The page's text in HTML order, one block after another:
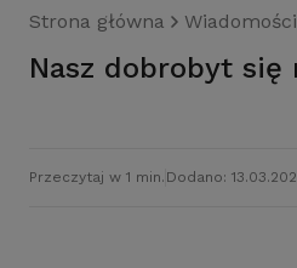
Strona główna Wiadomości
Nasz dobrobyt
Przeczytaj w 1 min. Dodano: